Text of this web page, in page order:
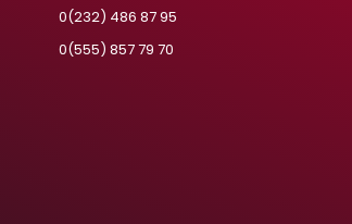
0(232) 486 87 95
0(555) 857 79 70